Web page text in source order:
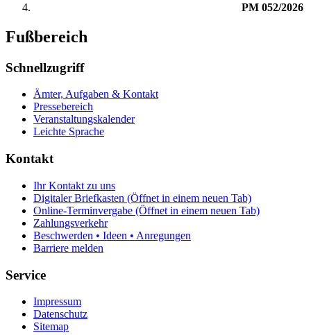
PM 052/2026
Fußbereich
Schnellzugriff
Ämter, Aufgaben & Kontakt
Pressebereich
Veranstaltungskalender
Leichte Sprache
Kontakt
Ihr Kontakt zu uns
Digitaler Briefkasten (Öffnet in einem neuen Tab)
Online-Terminvergabe (Öffnet in einem neuen Tab)
Zahlungsverkehr
Beschwerden • Ideen • Anregungen
Barriere melden
Service
Impressum
Datenschutz
Sitemap